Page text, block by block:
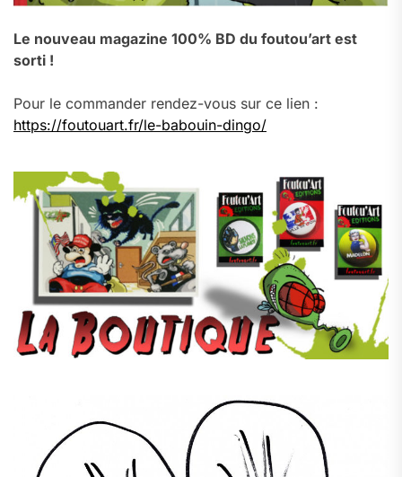
Le nouveau magazine 100% BD du foutou’art est
sorti !
Pour le commander rendez-vous sur ce lien :
https://foutouart.fr/le-babouin-dingo/